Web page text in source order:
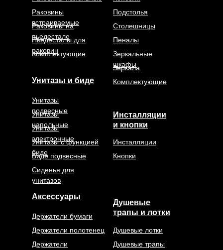
Душевые
трапы и лотки
Унитазы и биде
Унитазы
подвесные
Унитазы
напольные
Инсталляции
и кнопки
Инсталляции
Кнопки
Унитазы с функцией
биде
Унитазы
электронные
Биде подвесные
Сиденья для
унитазов
Зеркальные
шкафы
Зеркала
Комплектующие
Раковины
встраиваемые
Раковины на
пьедестале
Пьедесталы для
раковин
Комплектующие
Держатели бумаги
Держатели
Держатели полотенец
Аксессуары
Подстолья
Душевые лотки
Душевые трапы
Пеналы
Столешницы